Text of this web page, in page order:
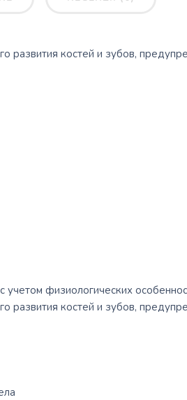
развития костей и зубов,
учетом физиологических
развития костей и зубов,